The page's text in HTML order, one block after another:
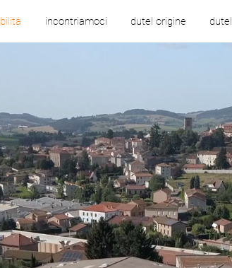
incontriamoci dutel origine